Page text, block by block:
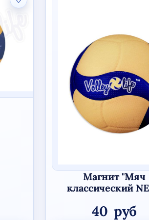
Магнит "Мяч
классический
40 руб